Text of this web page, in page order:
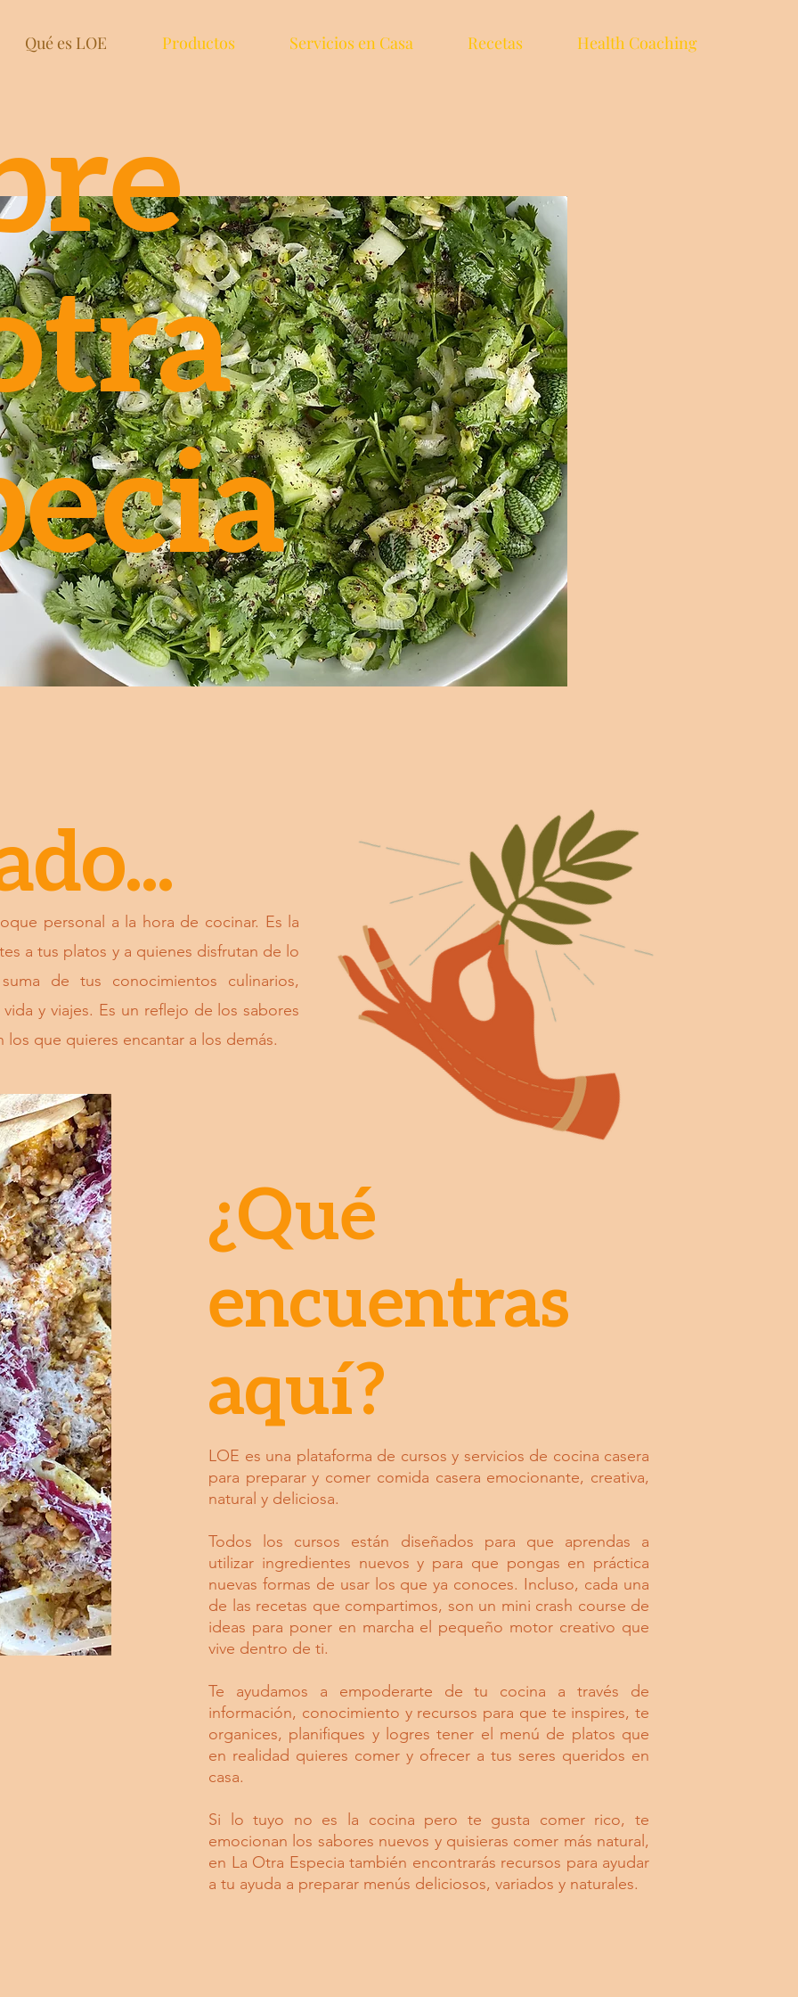
Qué es LOE Productos Servicios en Casa Recetas Health Coaching
personal a la hora de cocinar. Es la
a tus platos y a quienes disfrutan de lo
de tus conocimientos culinarios,
y viajes. Es un reflejo de los sabores
que quieres encantar a los demás.
¿Qué
encuentras
aquí?
LOE es una plataforma de cursos y servicios de cocina casera
para preparar y comer comida casera emocionante, creativa,
natural y deliciosa.
Todos los cursos están diseñados para que aprendas a
utilizar ingredientes nuevos y para que pongas en práctica
nuevas formas de usar los que ya conoces. Incluso, cada una
de las recetas que compartimos, son un mini crash course de
ideas para poner en marcha el pequeño motor creativo que
vive dentro de ti.
Te ayudamos a empoderarte de tu cocina a través de
información, conocimiento y recursos para que te inspires, te
organices, planifiques y logres tener el menú de platos que
en realidad quieres comer y ofrecer a tus seres queridos en
casa.
Si lo tuyo no es la cocina pero te gusta comer rico, te
emocionan los sabores nuevos y quisieras comer más natural,
en La Otra Especia también encontrarás recursos para ayudar
a tu ayuda a preparar menús deliciosos, variados y naturales.